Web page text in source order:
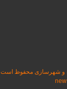
و شهرسازی محفوظ است